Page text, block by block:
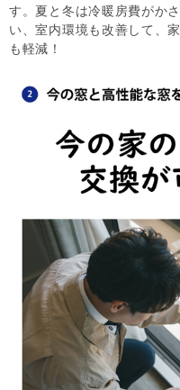
す。夏と冬は冷暖房費がか
い、室内環境も改善して、
も軽減！